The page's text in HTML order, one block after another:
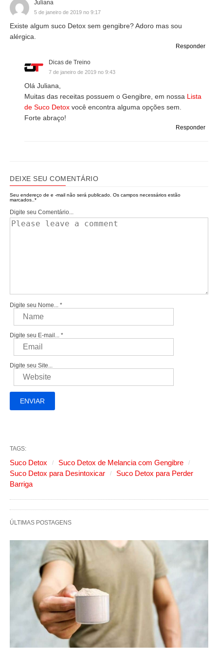
Juliana
5 de janeiro de 2019 no 9:17
Existe algum suco Detox sem gengibre? Adoro mas sou
alérgica.
Responder
Dicas de Treino
7 de janeiro de 2019 no 9:43
Olá Juliana,
Muitas das receitas possuem o Gengibre, em nossa Lista
de Suco Detox você encontra alguma opções sem.
Forte abraço!
Responder
DEIXE SEU COMENTÁRIO
Seu endereço de e -mail não será publicado. Os campos necessários estão
marcados.. *
Digite seu Comentário...
Digite seu Nome... *
Digite seu E-mail... *
Digite seu Site...
TAGS:
Suco Detox
Suco Detox de Melancia com Gengibre
Suco Detox para Desintoxicar
Suco Detox para Perder
Barriga
ÚLTIMAS POSTAGENS